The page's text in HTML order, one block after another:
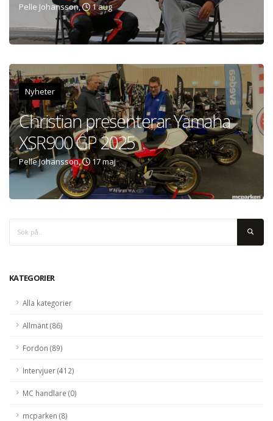
KATEGORIER
Alla kategorier
Allmänt (86)
Fordon (89)
Intervjuer (412)
MC handlare (0)
mcparken (8)
Pelle Johansson, 1 aug
Nyheter
Christian presenterar Yamaha
XSR900 GP 2025
Pelle Johansson, 17 maj